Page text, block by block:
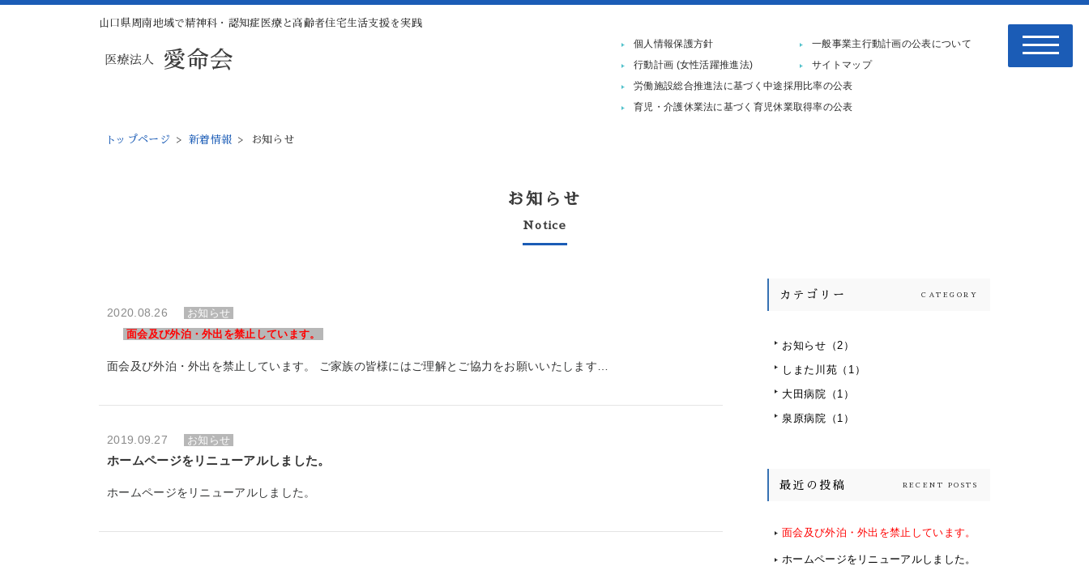
山口県周南地域で精神科・認知症医療と高齢者住宅生活支援を実践
個人情報保護方針
一般事業主行動計画の公表について
行動計画 (女性活躍推進法)
サイトマップ
労働施設総合推進法に基づく中途採用比率の公表
育児・介護休業法に基づく育児休業取得率の公表
トップページ > 新着情報 > お知らせ
お知らせ
Notice
2020.08.26
お知らせ
面会及び外泊・外出を禁止しています。
2019.09.27 お知らせ
ホームページをリニューアルしました。
ホームページをリニューアルしました。
カテゴリー CATEGORY
お知らせ （2）
しまた川苑 （1）
大田病院 （1）
泉原病院 （1）
最近の投稿 RECENT POSTS
面会及び外泊・外出を禁止しています。
ホームページをリニューアルしました。